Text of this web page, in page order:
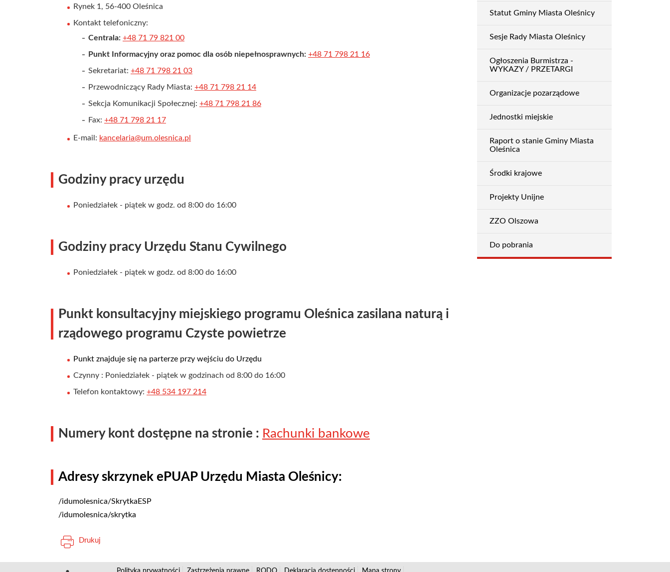
Rynek 1, 56-400 Oleśnica
Kontakt telefoniczny:
Centrala: +48 71 79 821 00
Punkt Informacyjny oraz pomoc dla osób niepełnosprawnych: +48 71 798 21 16
Sekretariat: +48 71 798 21 03
Przewodniczący Rady Miasta: +48 71 798 21 14
Sekcja Komunikacji Społecznej: +48 71 798 21 86
Fax: +48 71 798 21 17
E-mail: kancelaria@um.olesnica.pl
Godziny pracy urzędu
Poniedziałek - piątek w godz. od 8:00 do 16:00
Godziny pracy Urzędu Stanu Cywilnego
Poniedziałek - piątek w godz. od 8:00 do 16:00
Punkt konsultacyjny miejskiego programu Oleśnica zasilana naturą i
rządowego programu Czyste powietrze
Punkt znajduje się na parterze przy wejściu do Urzędu
Czynny : Poniedziałek - piątek w godzinach od 8:00 do 16:00
Telefon kontaktowy: +48 534 197 214
Numery kont dostępne na stronie : Rachunki bankowe
Adresy skrzynek ePUAP Urzędu Miasta Oleśnicy:
/idumolesnica/SkrytkaESP
/idumolesnica/skrytka
Drukuj
Statut Gminy Miasta Oleśnicy
Sesje Rady Miasta Oleśnicy
Ogłoszenia Burmistrza -
WYKAZY / PRZETARGI
Organizacje pozarządowe
Jednostki miejskie
Raport o stanie Gminy Miasta
Oleśnica
Środki krajowe
Projekty Unijne
ZZO Olszowa
Do pobrania